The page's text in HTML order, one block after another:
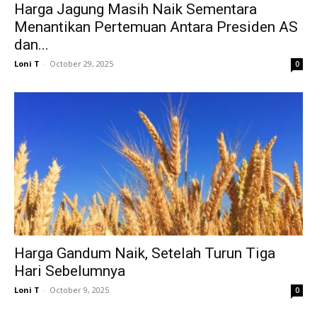
Harga Jagung Masih Naik Sementara
Menantikan Pertemuan Antara Presiden AS
dan...
Loni T - October 29, 2025 0
Harga Gandum Naik, Setelah Turun Tiga
Hari Sebelumnya
Loni T - October 9, 2025 0